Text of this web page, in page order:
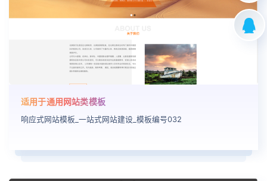
适用于通用网站类模板
响应式网站模板_一站式网站建设_模板编号032